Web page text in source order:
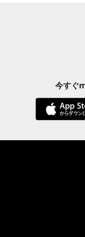
今すぐ